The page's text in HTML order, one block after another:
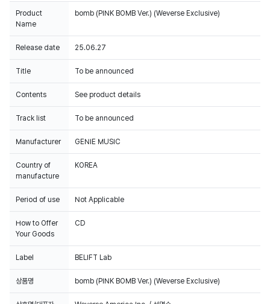
Product
Name
bomb (PINK BOMB Ver.) (Weverse Exclusive)
Release date 25.06.27
Title To be announced
Contents See product details
Track list To be announced
Manufacturer GENIE MUSIC
Country of
manufacture
KOREA
Period of use Not Applicable
How to Offer
Your Goods
CD
Label BELIFT Lab
상품명 bomb (PINK BOMB Ver.) (Weverse Exclusive)